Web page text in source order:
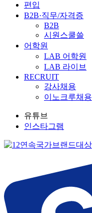
편입
B2B·직무/자격증
B2B
시원스쿨쓸
어학원
LAB 어학원
LAB 라이브
RECRUIT
강사채용
이노크루채용
유튜브
인스타그램